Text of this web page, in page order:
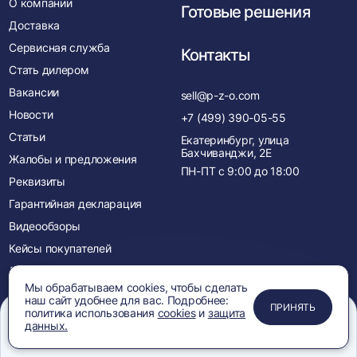
ПРИМЕНИТЬ
ЗАКРЫТЬ
ЗАКРЫТЬ
ЗАКРЫТЬ
Мы обрабатываем cookies, чтобы сделать
наш сайт удобнее для вас. Подробнее:
политика использования cookiesи защита
данных.
ПРИНЯТЬ
О компании
Доставка
Сервисная служба
Стать дилером
Вакансии
Новости
Статьи
Жалобы и предложения
Реквизиты
Гарантийная декларация
Видеообзоры
Кейсы покупателей
Лицензии и сертификаты
Менеджеры
Акции
Новинки
Готовые решения
Контакты
sell@p-z-o.com
+7 (499) 390-05-55
Екатеринбург, улица
Бахчиванджи, 2Е
ПН-ПТ с 9:00 до 18:00